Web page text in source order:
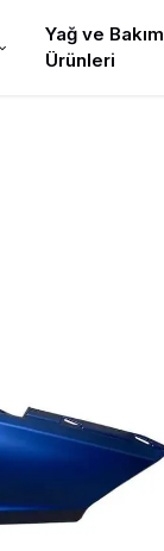
Yağ ve Bakım
Ürünleri